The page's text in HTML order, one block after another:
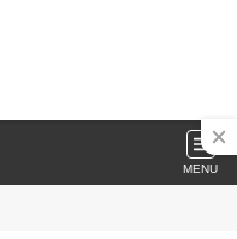
MENU